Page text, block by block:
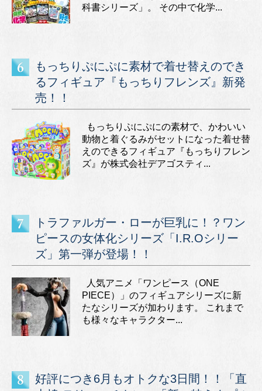
科書シリーズ」。 その中で化学...
もっちりぷにぷに素材で着せ替えのでき
るフィギュア『もっちりフレンズ』新発
売！！
もっちりぷにぷにの素材で、かわいい
動物と着ぐるみがセットになった着せ替
えのできるフィギュア『もっちりフレン
ズ』が株式会社デアゴスティ...
トラファルガー・ローが巨乳に！？ワン
ピースの女体化シリーズ「I.R.Oシリー
ズ」第一弾が登場！！
人気アニメ「ワンピース（ONE
PIECE）」のフィギュアシリーズに新
たなシリーズが加わります。 これまで
も様々なキャラクター...
好評につき6月もオトクな3日間！！「直